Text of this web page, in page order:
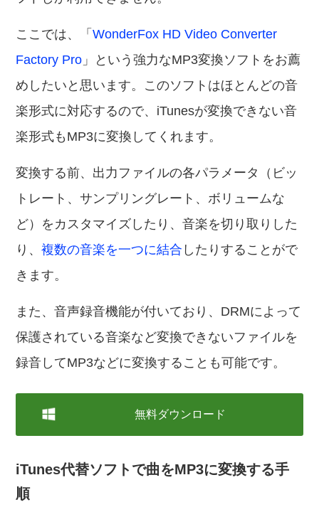
ここでは、「WonderFox HD Video Converter
Factory Pro 」という強力なMP3変換ソフトをお薦
めしたいと思います。このソフトはほとんどの音
楽形式に対応するので、iTunesが変換できない音
楽形式もMP3に変換してくれます。
変換する前、出力ファイルの各パラメータ（ビッ
トレート、サンプリングレート、ボリュームな
ど）をカスタマイズしたり、音楽を切り取りした
り、複数の音楽を一つに結合 したりすることがで
きます。
また、音声録音機能が付いており、DRMによって
保護されている音楽など変換できないファイルを
録音してMP3などに変換することも可能です。
無料ダウンロード
iTunes代替ソフトで曲をMP3に変換する手
順